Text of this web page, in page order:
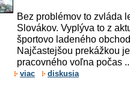
Bez problémov to zvláda
Slovákov. Vyplýva to z
športovo ladeného
Najčastejšou prekážkou
pracovného voľna počas
viac diskusia